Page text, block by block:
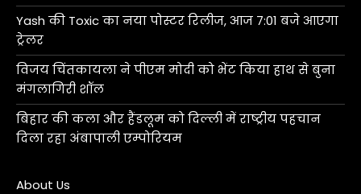
Yash की Toxic का नया पोस्टर रिलीज, आज 7:01 बजे आएगा
ट्रेलर
विजय चिंतकायला ने पीएम मोदी को भेंट किया हाथ से बुना
मंगलागिरी शॉल
बिहार की कला और हैंडलूम को दिल्ली में राष्ट्रीय पहचान
दिला रहा अंबापाली एम्पोरियम
About Us